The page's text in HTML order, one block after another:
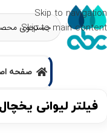
Skip to navigation
Skip to main content
صفحه
فیلتر لیوانی